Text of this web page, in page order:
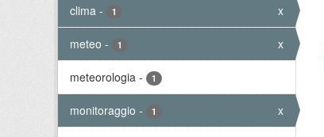
clima - 1 x
meteo - 1 x
meteorologia - 1
monitoraggio - 1 x